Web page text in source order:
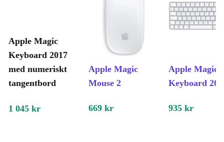
Apple Magic
Keyboard 2017
med numeriskt
tangentbord
Apple Magic
Mouse 2
Apple Magic
Keyboard
1 045 kr 669 kr 935 kr